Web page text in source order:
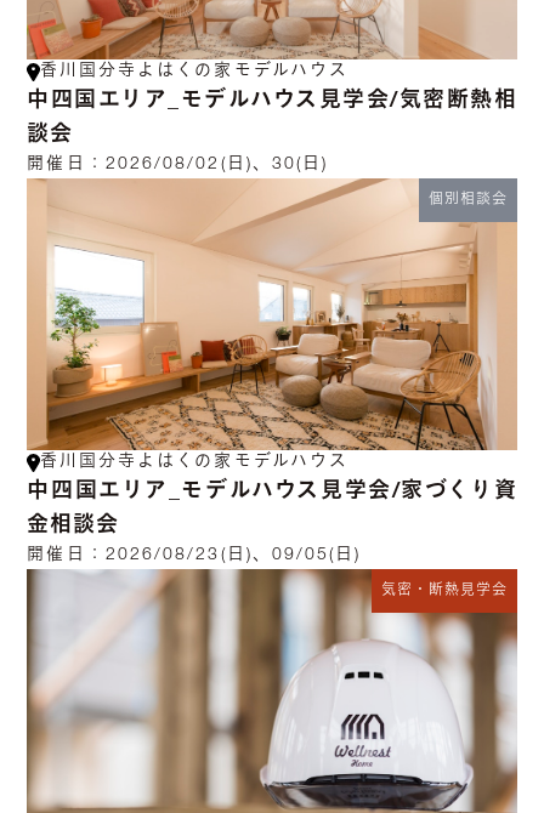
香川国分寺よはくの家モデルハウス
中四国エリア_モデルハウス見学会/気密断熱相
談会
開催日： 2026/08/02(日)、30(日)
個別相談会
香川国分寺よはくの家モデルハウス
中四国エリア_モデルハウス見学会/家づくり資
金相談会
開催日： 2026/08/23(日)、09/05(日)
気密・断熱見学会